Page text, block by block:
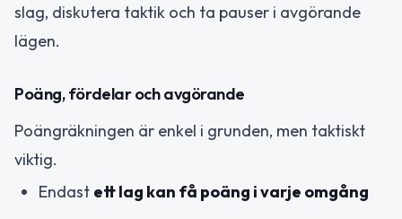
slag, diskutera taktik och ta pauser i avgörande
lägen.
Poäng, fördelar och avgörande
Poängräkningen är enkel i grunden, men taktiskt
viktig.
Endast ett lag kan få poäng i varje omgång